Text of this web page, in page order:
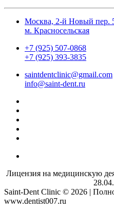
Москва, 2-й Новый пер.
м. Красносельская
+7 (925) 507-0868
+7 (925) 393-3835
saintdentclinic@gmail.com
info@saint-dent.ru
Лицензия на медицинскую
Saint-Dent Clinic © 2026 |
www.dentist007.ru